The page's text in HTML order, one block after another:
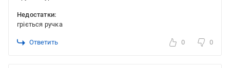
Недостатки:
гріється ручка
Ответить 0 0